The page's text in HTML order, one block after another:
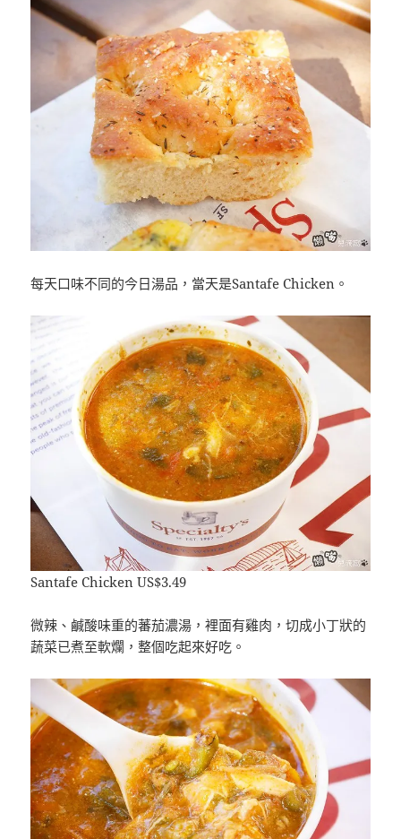
每天口味不同的今日湯品，當天是Santafe Chicken。
Santafe Chicken US$3.49
微辣、鹹酸味重的蕃茄濃湯，裡面有雞肉，切成小丁狀的
蔬菜已煮至軟爛，整個吃起來好吃。